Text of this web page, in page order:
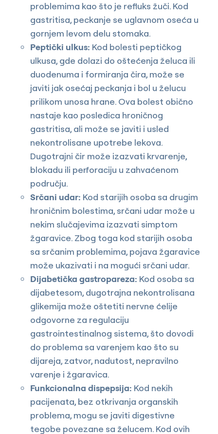
problemima kao što je refluks žuči. Kod
gastritisa, peckanje se uglavnom oseća u
gornjem levom delu stomaka.
Peptički ulkus: Kod bolesti peptičkog
ulkusa, gde dolazi do oštećenja želuca ili
duodenuma i formiranja čira, može se
javiti jak osećaj peckanja i bol u želucu
prilikom unosa hrane. Ova bolest obično
nastaje kao posledica hroničnog
gastritisa, ali može se javiti i usled
nekontrolisane upotrebe lekova.
Dugotrajni čir može izazvati krvarenje,
blokadu ili perforaciju u zahvaćenom
području.
Srčani udar: Kod starijih osoba sa drugim
hroničnim bolestima, srčani udar može u
nekim slučajevima izazvati simptom
žgaravice. Zbog toga kod starijih osoba
sa srčanim problemima, pojava žgaravice
može ukazivati i na mogući srčani udar.
Dijabetička gastropareza: Kod osoba sa
dijabetesom, dugotrajna nekontrolisana
glikemija može oštetiti nervne ćelije
odgovorne za regulaciju
gastrointestinalnog sistema, što dovodi
do problema sa varenjem kao što su
dijareja, zatvor, nadutost, nepravilno
varenje i žgaravica.
Funkcionalna dispepsija: Kod nekih
pacijenata, bez otkrivanja organskih
problema, mogu se javiti digestivne
tegobe povezane sa želucem. Kod ovih